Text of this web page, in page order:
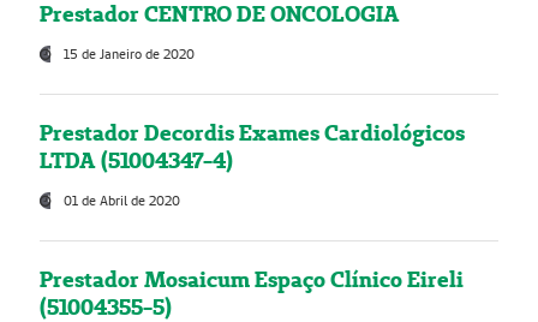
Prestador CENTRO DE ONCOLOGIA
15 de Janeiro de 2020
Prestador Decordis Exames Cardiológicos
LTDA (51004347-4)
01 de Abril de 2020
Prestador Mosaicum Espaço Clínico Eireli
(51004355-5)